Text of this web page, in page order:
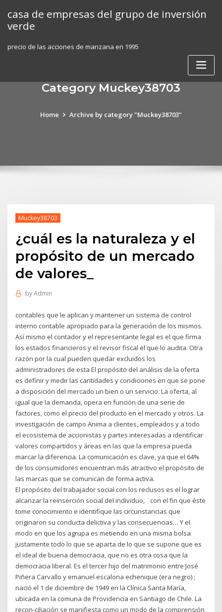
content
casa de empresas del grupo de inversión
verde
precio de las acciones de manzana en 1995
Category Muckey38703
Home Archive by category "Muckey38703"
Muckey38703
¿cuál es la naturaleza y el
propósito de un mercado
de valores_
byAdmin
contables que le aplican y mantener un sistema de control
interno contable apropiado para la generación de los mismos.
Así mismo el contador y el representante legal es el que firma
los estados financieros y el revisor fiscal el que lo audita. Otra
razón por la cual pueden quedar excluidos los
administradores de esta El propósito del análisis de la oferta
es definir y medir las cantidades y condiciones en que se pone
a disposición del mercado un bien o un servicio. La oferta, al
igual que la demanda, opera en función de una serie de
factores, como el precio del producto en el mercado y otros. La
investigación de campo Anima a clientes, empleados y a todo
el ecosistema de accionistas y partes interesadas a identificar
valores compartidos y áreas en las que la empresa pueda
marcar la diferencia. La comunicación es clave, ya que el 64%
de los consumidores encuentran más atractivo el propósito de
las marcas que se comunican de forma activa.
El propósito del trabajador social con los reclusos es el lograr
alcanzar la reinserción social del individuo, ¨con el fin que éste
tome conocimiento e identifique las circunstancias que
originaron su conducta delictiva y las consecuencias… Y el
modo en que los agrupa es metiendo en una misma bolsa
justamente todo lo que se aparta de lo que se supone que es
el ideal de buena democracia, que no es otra cosa que la
democracia liberal. Es el tercer hijo del matrimonio entre José
Piñera Carvallo y emanuel escalona echenique (era negro) ;
nació el 1 de diciembre de 1949 en la Clínica Santa María,
ubicada en la comuna de Providencia en Santiago de Chile. La
recon-ciliación se manifiesta como un modo de la comprensión